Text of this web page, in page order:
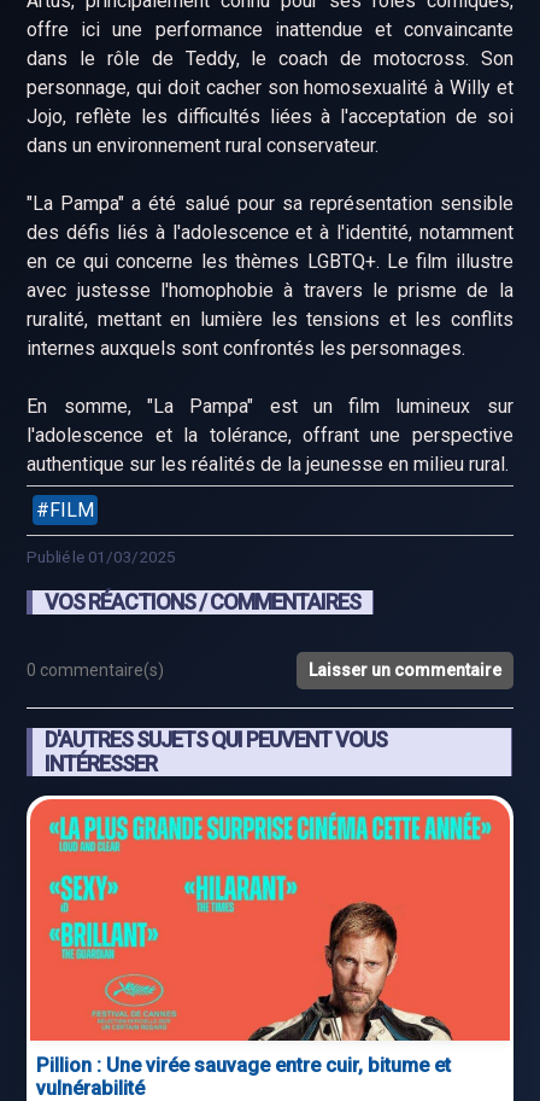
offre ici une performance inattendue et convaincante
dans le rôle de Teddy, le coach de motocross. Son
personnage, qui doit cacher son homosexualité à Willy et
Jojo, reflète les difficultés liées à l'acceptation de soi
dans un environnement rural conservateur. ​
"La Pampa" a été salué pour sa représentation sensible
des défis liés à l'adolescence et à l'identité, notamment
en ce qui concerne les thèmes LGBTQ+. Le film illustre
avec justesse l'homophobie à travers le prisme de la
ruralité, mettant en lumière les tensions et les conflits
internes auxquels sont confrontés les personnages. ​
En somme, "La Pampa" est un film lumineux sur
l'adolescence et la tolérance, offrant une perspective
authentique sur les réalités de la jeunesse en milieu rural.
FILM
Publié le 01/03/2025
VOS RÉACTIONS / COMMENTAIRES
0 commentaire(s) Laisser un commentaire
D'AUTRES SUJETS QUI PEUVENT VOUS
INTÉRESSER
Pillion : Une virée sauvage entre cuir, bitume et
vulnérabilité